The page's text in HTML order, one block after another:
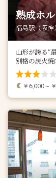
熟成ホ
福島駅（阪
山形が誇る“
別格の炭火焼
￥6,000～